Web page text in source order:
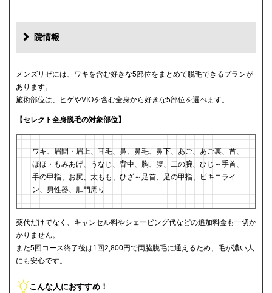
院情報
メンズリゼには、ワキを含む好きな5部位をまとめて脱毛できるプランが
あります。
施術部位は、ヒゲやVIOを含む全身から好きな5部位を選べます。
【セレクト全身脱毛の対象部位】
ワキ、眉間・眉上、耳毛、鼻、鼻毛、鼻下、あご、あご裏、首、
ほほ・もみあげ、うなじ、背中、胸、腹、二の腕、ひじ～手首、
手の甲指、お尻、太もも、ひざ～足首、足の甲指、ビキニライ
ン、男性器、肛門周り
薬代だけでなく、キャンセル料やシェービング代などの追加料金も一切か
かりません。
また5回コース終了後は1回2,800円で両脇脱毛に通えるため、毛が濃い人
にも安心です。
こんな人におすすめ！